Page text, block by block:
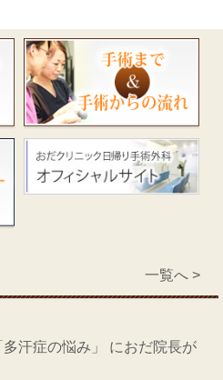
一覧へ >
汗症の悩み」 におだ院長が